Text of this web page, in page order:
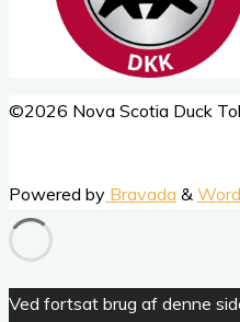
Back
©2026 Nova Scotia Duck
Powered by Bravada &
Ved fortsat brug af denne